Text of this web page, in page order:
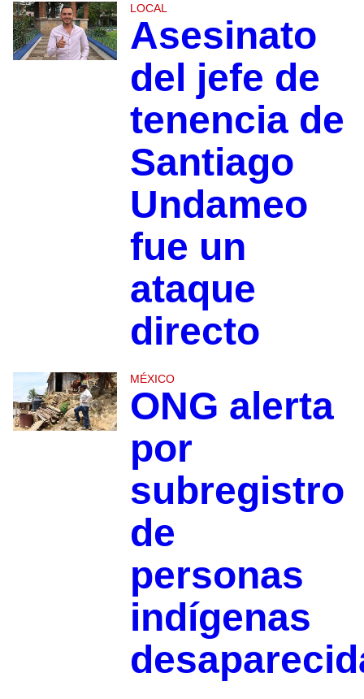
LOCAL
Asesinato
del jefe de
tenencia de
Santiago
Undameo
fue un
ataque
directo
MÉXICO
ONG alerta
por
subregistro
de
personas
indígenas